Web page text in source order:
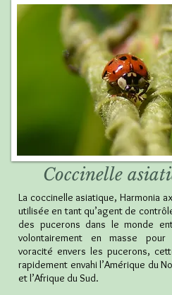
Coccinelle
La coccinelle asiatique, Harmonia
utilisée en tant qu’agent de
des pucerons dans le monde
volontairement en masse
voracité envers les pucerons,
rapidement envahi l’Amérique du
et l’Afrique du Sud.